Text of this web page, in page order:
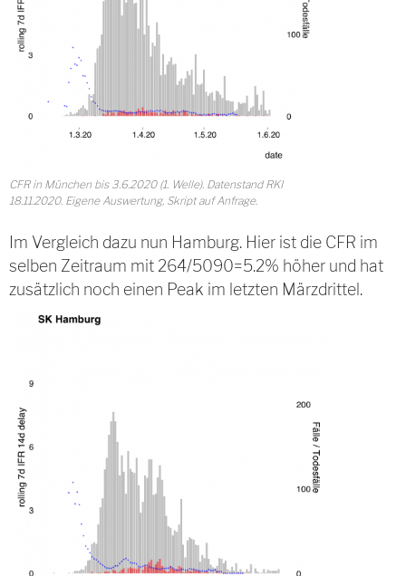
CFR in München bis 3.6.2020 (1. Welle). Datenstand RKI
18.11.2020. Eigene Auswertung, Skript auf Anfrage.
Im Vergleich dazu nun Hamburg. Hier ist die CFR im
selben Zeitraum mit 264/5090=5.2% höher und hat
zusätzlich noch einen Peak im letzten Märzdrittel.